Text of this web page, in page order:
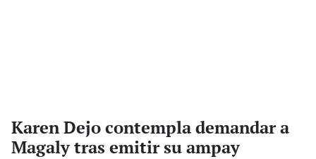
Karen Dejo contempla demandar a
Magaly tras emitir su ampay